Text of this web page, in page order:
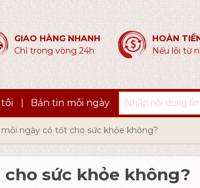
GIAO HÀNG NHANH
Chỉ trong vòng 24h
HOÀN
Nếu lỗi từ
Bản tin mỗi ngày
ngày có tốt cho sức khỏe không?
sức khỏe không?